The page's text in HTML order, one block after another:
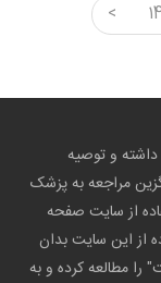
<
و توصیه
مراجعه به پزشک
از سایت صفحه
از این سایت بدان
را مطالعه کرده و به